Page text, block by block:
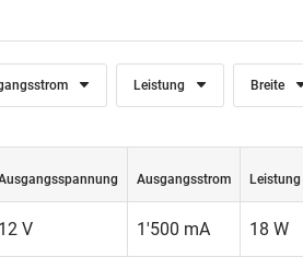
Leistung Breite
Ausgangsstrom Leistung
12 V 1'500 mA 18 W